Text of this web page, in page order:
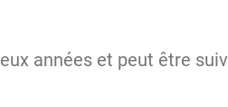
années et peut être